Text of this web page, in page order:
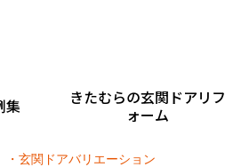
集
きたむらの玄関ドアリフ
ォーム
・玄関ドアバリエーション